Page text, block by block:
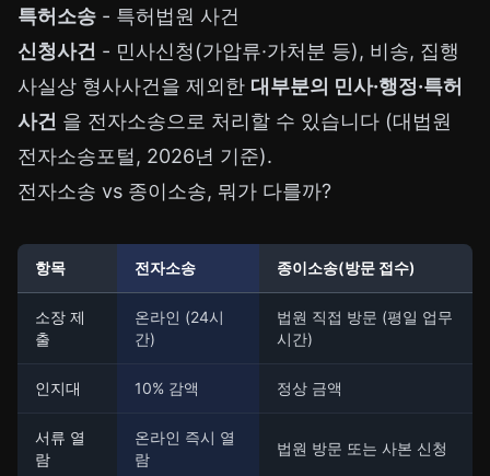
특허소송 - 특허법원 사건
신청사건 - 민사신청(가압류·가처분 등), 비송, 집행
사실상 형사사건을 제외한 대부분의 민사·행정·특허
사건 을 전자소송으로 처리할 수 있습니다 (대법원
전자소송포털, 2026년 기준).
전자소송 vs 종이소송, 뭐가 다를까?
항목 전자소송 종이소송(방문 접수)
소장 제
출
온라인 (24시
간)
법원 직접 방문 (평일 업무
시간)
인지대 10% 감액 정상 금액
서류 열
람
온라인 즉시 열
람
법원 방문 또는 사본 신청